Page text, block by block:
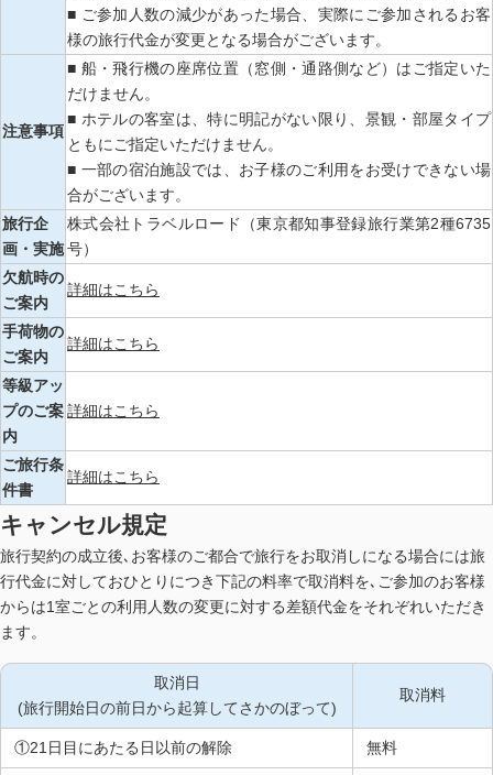
■ ご参加人数の減少があった場合、実際にご参加されるお客
様の旅行代金が変更となる場合がございます。
注意事項
■ 船・飛行機の座席位置（窓側・通路側など）はご指定いた
だけません。
■ ホテルの客室は、特に明記がない限り、景観・部屋タイプ
ともにご指定いただけません。
■ 一部の宿泊施設では、お子様のご利用をお受けできない場
合がございます。
旅行企
画・実施
株式会社トラベルロード（東京都知事登録旅行業第2種6735
号）
欠航時の
ご案内
詳細はこちら
手荷物の
ご案内
詳細はこちら
等級アッ
プのご案
内
詳細はこちら
ご旅行条
件書
詳細はこちら
キャンセル規定
旅行契約の成立後､お客様のご都合で旅行をお取消しになる場合には旅
行代金に対しておひとりにつき下記の料率で取消料を､ご参加のお客様
からは1室ごとの利用人数の変更に対する差額代金をそれぞれいただき
ます。
取消日
(旅行開始日の前日から起算してさかのぼって)
取消料
①21日目にあたる日以前の解除 無料